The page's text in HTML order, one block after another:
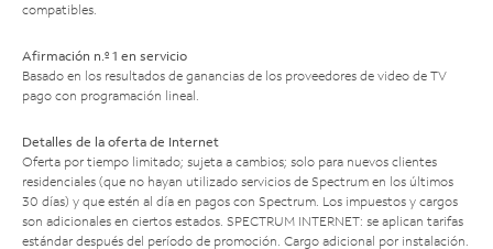
compatibles.
Afirmación n.º 1 en servicio
Basado en los resultados de ganancias de los proveedores de video de TV
pago con programación lineal.
Detalles de la oferta de Internet
Oferta por tiempo limitado; sujeta a cambios; solo para nuevos clientes
residenciales (que no hayan utilizado servicios de Spectrum en los últimos
30 días) y que estén al día en pagos con Spectrum. Los impuestos y cargos
son adicionales en ciertos estados. SPECTRUM INTERNET: se aplican tarifas
estándar después del período de promoción. Cargo adicional por instalación.